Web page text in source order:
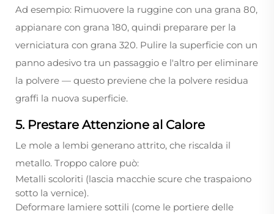
Ad esempio: Rimuovere la ruggine con una grana 80,
appianare con grana 180, quindi preparare per la
verniciatura con grana 320. Pulire la superficie con un
panno adesivo tra un passaggio e l'altro per eliminare
la polvere — questo previene che la polvere residua
graffi la nuova superficie.
5. Prestare Attenzione al Calore
Le mole a lembi generano attrito, che riscalda il
metallo. Troppo calore può:
Metalli scoloriti (lascia macchie scure che traspaiono
sotto la vernice).
Deformare lamiere sottili (come le portiere delle